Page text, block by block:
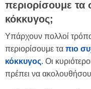
περιορίσουμε
κόκκυγος;
Υπάρχουν πολλοί
περιορίσουμε τα πιο
κόκκυγος. Οι
πρέπει να